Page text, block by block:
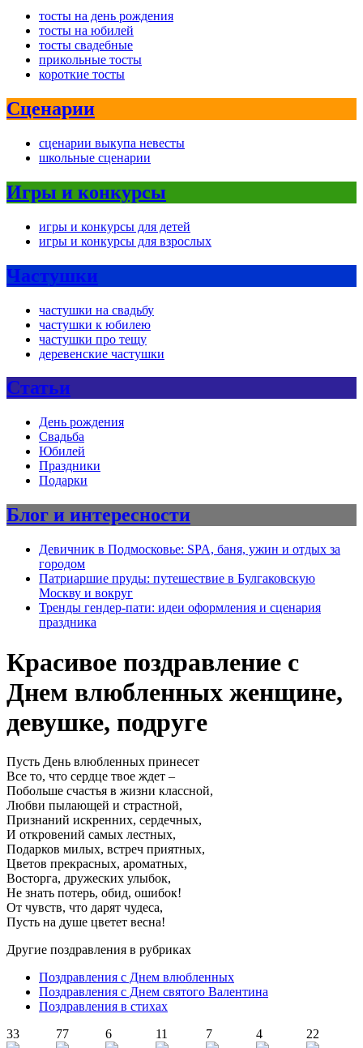
тосты на день рождения
тосты на юбилей
тосты свадебные
прикольные тосты
короткие тосты
Сценарии
сценарии выкупа невесты
школьные сценарии
Игры и конкурсы
игры и конкурсы для детей
игры и конкурсы для взрослых
Частушки
частушки на свадьбу
частушки к юбилею
частушки про тещу
деревенские частушки
Статьи
День рождения
Свадьба
Юбилей
Праздники
Подарки
Блог и интересности
Девичник в Подмосковье: SPA, баня, ужин и отдых за
городом
Патриаршие пруды: путешествие в Булгаковскую
Москву и вокруг
Тренды гендер-пати: идеи оформления и сценария
праздника
Красивое поздравление с
Днем влюбленных женщине,
девушке, подруге
Пусть День влюбленных принесет
Все то, что сердце твое ждет –
Побольше счастья в жизни классной,
Любви пылающей и страстной,
Признаний искренних, сердечных,
И откровений самых лестных,
Подарков милых, встреч приятных,
Цветов прекрасных, ароматных,
Восторга, дружеских улыбок,
Не знать потерь, обид, ошибок!
От чувств, что дарят чудеса,
Пусть на душе цветет весна!
Другие поздравления в рубриках
Поздравления с Днем влюбленных
Поздравления с Днем святого Валентина
Поздравления в стихах
33
77 6 11 7 4 22